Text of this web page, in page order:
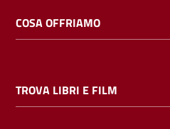
ragazzi
COSA OFFRIAMO
TROVA LIBRI E FILM